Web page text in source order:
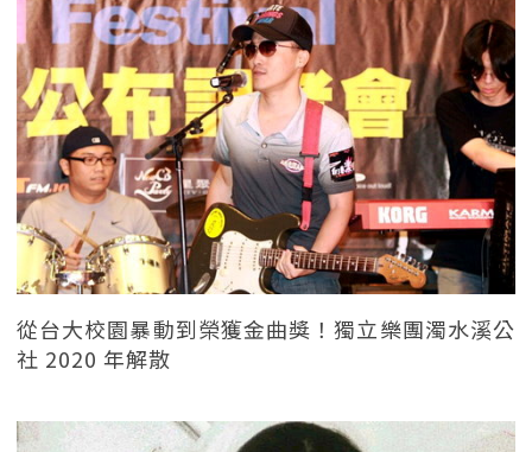
從台大校園暴動到榮獲金曲獎！獨立樂團濁水溪公
社 2020 年解散